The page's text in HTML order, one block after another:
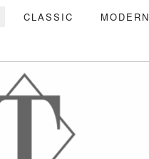
CLASSIC MODERN